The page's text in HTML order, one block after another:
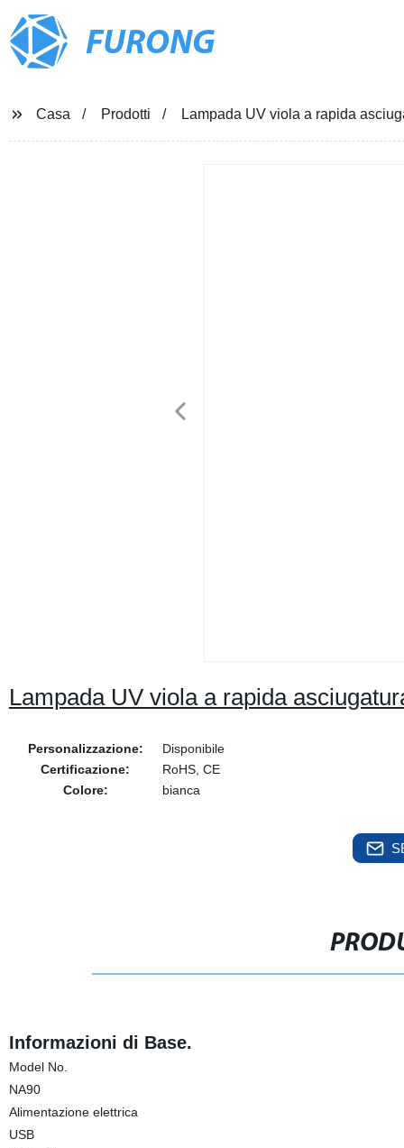
FURONG
Casa Prodotti Lampada UV viola a rapida
Lampada UV viola a rapida
Personalizzazione:
Disponibile
Certificazione:
RoHS, CE
Colore:
bianca
Informazioni di Base.
Model No.
NA90
Alimentazione elettrica
USB